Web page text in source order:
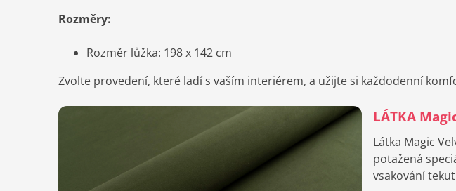
Rozměry:
Rozměr lůžka: 198 x 142 cm
Zvolte provedení, které ladí s vaším interiérem, a užijte si každodenní
LÁTKA
Látka Magic
potažená
vsakování